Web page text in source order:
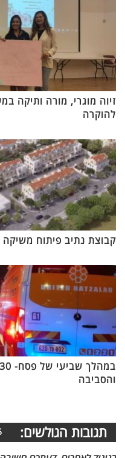
זיוה מוגרי, מורה ותיקה
להוקרה
קבוצת נתיב פיתוח
והסביבה
תגובות הגולשים: